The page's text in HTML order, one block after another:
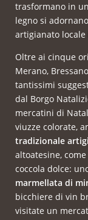
trasformano in
legno si
artigianato
Oltre ai cinque
Merano,
tantissimi
dal Borgo
mercatini di
viuzze colorate,
tradizionale
altoatesine,
coccola dolce:
marmellata di
bicchiere di vin
visitate un